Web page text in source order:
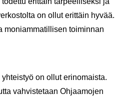
on ollut erit­täin hyvää.
mo­niam­ma­til­li­sen toi­min­nan
on ollut erin­omais­ta.
vah­vis­te­taan Oh­jaa­mo­jen